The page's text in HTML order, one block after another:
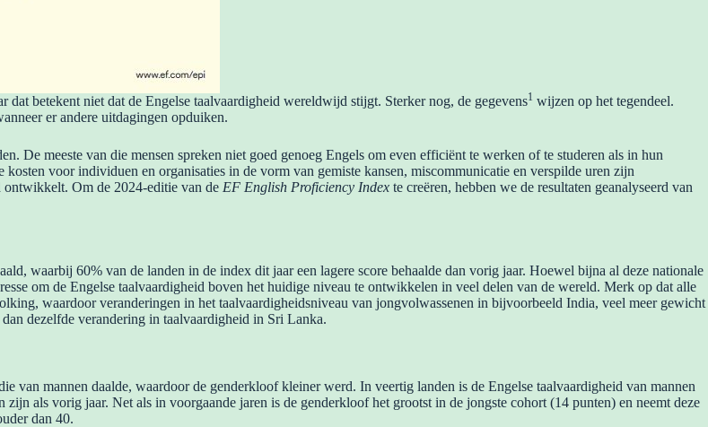
dat betekent niet dat de Engelse taalvaardigheid wereldwijd stijgt. Sterker nog, de gegevens1 wijzen op het tegendeel.
er andere uitdagingen opduiken.
De meeste van die mensen spreken niet goed genoeg Engels om even efficiënt te werken of te studeren als in hun
voor individuen en organisaties in de vorm van gemiste kansen, miscommunicatie en verspilde uren zijn
Om de 2024-editie van de EF English Proficiency Index te creëren, hebben we de resultaten geanalyseerd van
waarbij 60% van de landen in de index dit jaar een lagere score behaalde dan vorig jaar. Hoewel bijna al deze nationale
om de Engelse taalvaardigheid boven het huidige niveau te ontwikkelen in veel delen van de wereld. Merk op dat alle
waardoor veranderingen in het taalvaardigheidsniveau van jongvolwassenen in bijvoorbeeld India, veel meer gewicht
dezelfde verandering in taalvaardigheid in Sri Lanka.
van mannen daalde, waardoor de genderkloof kleiner werd. In veertig landen is de Engelse taalvaardigheid van mannen
als vorig jaar. Net als in voorgaande jaren is de genderkloof het grootst in de jongste cohort (14 punten) en neemt deze
dan 40.